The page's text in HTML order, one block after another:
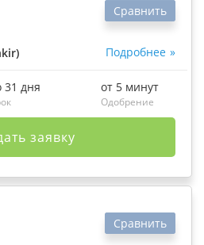
Подробнее
Сравнить
31 дня от 5 минут
Одобрение
заявку
Сравнить